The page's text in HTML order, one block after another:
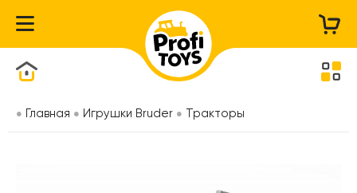
Главная Игрушки Bruder Тракторы
Каталог товаров